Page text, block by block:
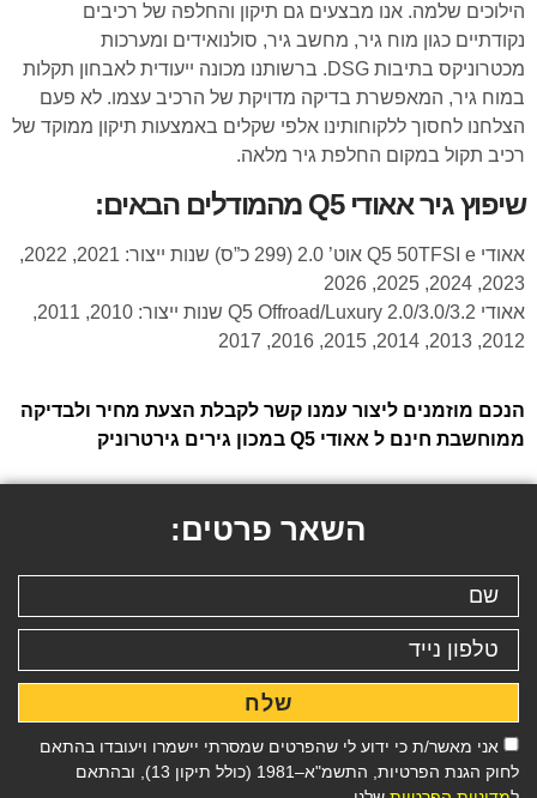
הילוכים שלמה. אנו מבצעים גם תיקון והחלפה של רכיבים
נקודתיים כגון מוח גיר, מחשב גיר, סולנואידים ומערכות
מכטרוניקס בתיבות DSG. ברשותנו מכונה ייעודית לאבחון תקלות
במוח גיר, המאפשרת בדיקה מדויקת של הרכיב עצמו. לא פעם
הצלחנו לחסוך ללקוחותינו אלפי שקלים באמצעות תיקון ממוקד של
רכיב תקול במקום החלפת גיר מלאה.
שיפוץ גיר אאודי Q5 מהמודלים הבאים:
אאודי Q5 50TFSI e אוט’ 2.0 (299 כ”ס) שנות ייצור: 2021, 2022,
2023, 2024, 2025, 2026
אאודי Q5 Offroad/Luxury 2.0/3.0/3.2 שנות ייצור: 2010, 2011,
2012, 2013, 2014, 2015, 2016, 2017
הנכם מוזמנים ליצור עמנו קשר לקבלת הצעת מחיר ולבדיקה
ממוחשבת חינם ל אאודי Q5 במכון גירים גירטרוניק
השאר פרטים:
אני מאשר/ת כי ידוע לי שהפרטים שמסרתי יישמרו ויעובדו בהתאם
לחוק הגנת הפרטיות, התשמ"א–1981 (כולל תיקון 13), ובהתאם
שלח